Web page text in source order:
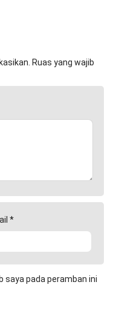
Ruas yang wajib
*
saya pada peramban ini